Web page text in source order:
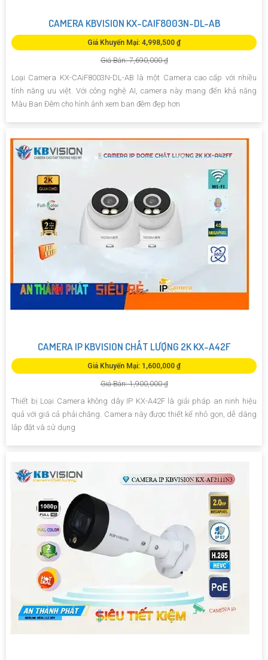
CAMERA KBVISION KX-CAIF8003N-DL-AB
Giá Khuyến Mại: 4,998,500 ₫
Giá Bán: 7,690,000 ₫
Loại Camera KX-CAiF8003N-DL-AB là một Camera cao cấp với nhiều
tính năng ưu việt. Với công nghệ AI, camera này mang đến khả năng
Màu Ban Đêm cho hình ảnh xem ban đêm đẹp hơn
CAMERA IP KBVISION CHẤT LƯỢNG 2K KX-A42F
Giá Khuyến Mại: 1,600,000 ₫
Giá Bán: 1,900,000 ₫
Thiết bị Loại Camera không dây IP KX-A42F là giải pháp an ninh hiệu
quả với giá cả phải chăng. Camera này được thiết kế nhỏ gọn, dễ dàng
lắp đặt và sử dụng